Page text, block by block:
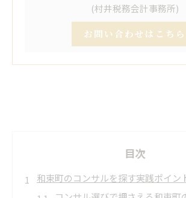
(村井税務会計事務所)
お問い合わせはこちら
目次
和束町のコンサルを探す実践ポイン